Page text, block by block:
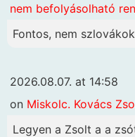
nem befolyásolható
Fontos, nem
2026.08.07. at 14:58
on Miskolc. Kovács
Legyen a Zsolt a a